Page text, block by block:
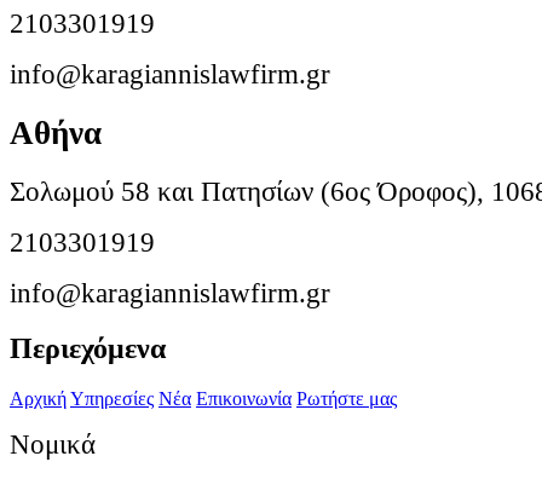
2103301919
info@karagiannislawfirm.gr
Αθήνα
Σολωμού 58 και Πατησίων (6ος Όροφος),
2103301919
info@karagiannislawfirm.gr
Περιεχόμενα
ΑρχικήΥπηρεσίες Νέα Επικοινωνία Ρωτήστε μας
Νομικά